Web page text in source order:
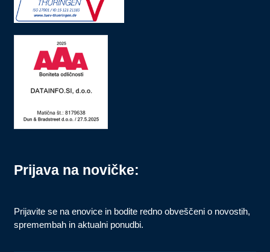
Prijava na novičke:
Prijavite se na enovice in bodite redno obveščeni o novostih,
spremembah in aktualni ponudbi.